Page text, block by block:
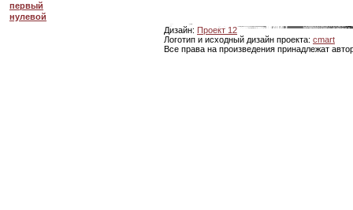
первый
нулевой
Дизайн: Проект 12
Логотип и исходный дизайн проекта: cmart
Все права на произведения принадлежат